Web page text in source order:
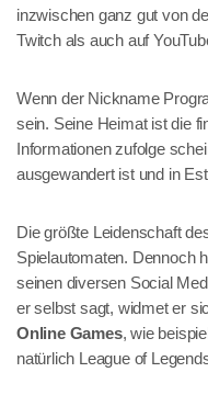
inzwischen ganz gut von
Twitch als auch auf
Wenn der Nickname
sein. Seine Heimat ist die
Informationen zufolge
ausgewandert ist und in
Die größte Leidenschaft
Spielautomaten. Dennoch
seinen diversen Social
er selbst sagt, widmet er
Online Games, wie
natürlich League of